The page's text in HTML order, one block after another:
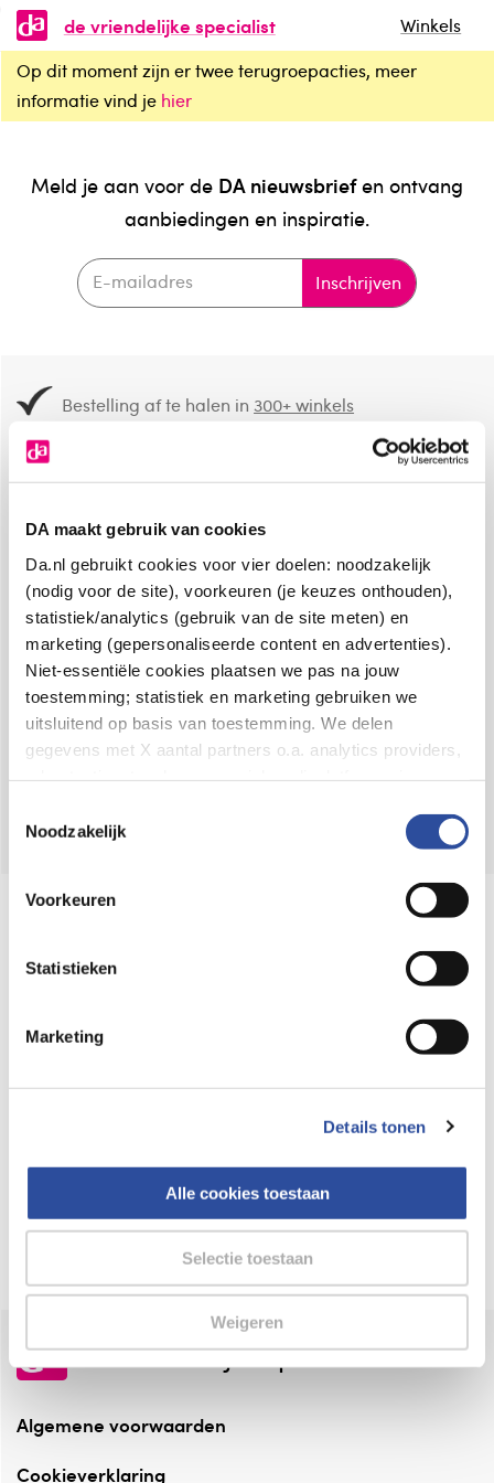
DA maakt gebruik van cookies
Da.nl gebruikt cookies voor vier doelen: noodzakelijk
(nodig voor de site), voorkeuren (je keuzes onthouden),
statistiek/analytics (gebruik van de site meten) en
marketing (gepersonaliseerde content en advertenties).
Niet-essentiële cookies plaatsen we pas na jouw
toestemming; statistiek en marketing gebruiken we
uitsluitend op basis van toestemming. We delen
gegevens met X aantal partners o.a. analytics providers,
en de bewaartermijnen per categorie. Je kunt je keuze op
gegevensverwerking staat in de
Privacyverklaring
Noodzakelijk
Voorkeuren
Statistieken
Marketing
Details tonen
Alle cookies toestaan
Selectie toestaan
Weigeren
de vriendelijke specialist
Winkels
Op dit moment zijn er twee terugroepacties, meer
informatie vind je hier
Meld je aan voor de DA nieuwsbriefen ontvang
aanbiedingen en inspiratie.
Inschrijven
Bestelling af te halen in300+ winkels
8.6 uit4.106 reviews
Over DA
Klantenservice
Assortiment
VolgDAop:
Online aanbieder medicijnen
webshop mag verkopen.
⁠Verantwoorde zorg, ⁠ook online.
Altijd onze folder bij de hand
Check onze folders ⁠bij AlleFolders.
de vriendelijke specialist
Algemene voorwaarden
Cookieverklaring